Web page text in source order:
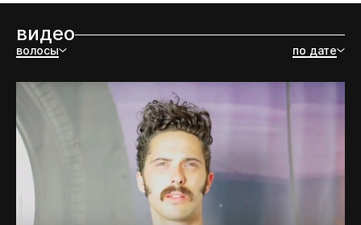
волосы
видео
по дате